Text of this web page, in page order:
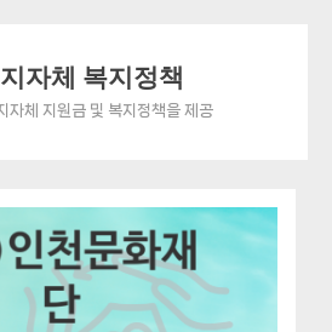
자체 복지정책
자체 지원금 및 복지정책을 제공